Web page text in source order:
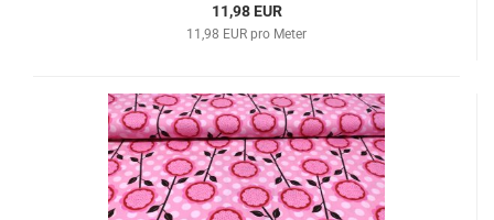
11,98 EUR
11,98 EUR pro Meter